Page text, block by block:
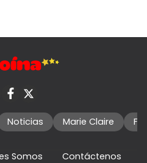
Noticias Marie Claire
Somos
Contáctenos